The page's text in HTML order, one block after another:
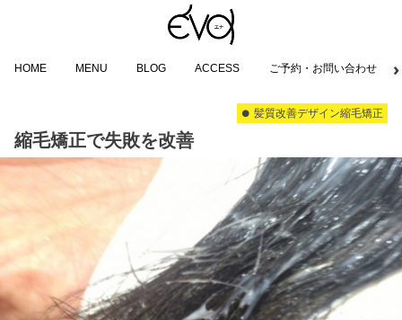
HOME MENU BLOG ACCESS ご予約・お問い合わせ
髪質改善デザイン縮毛矯正
縮毛矯正で失敗を改善